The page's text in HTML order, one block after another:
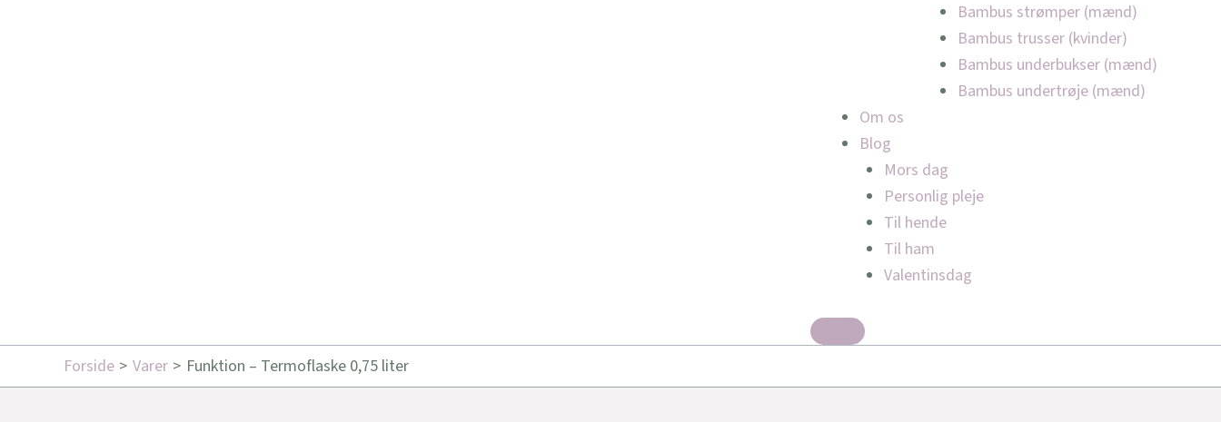
Bambus strømper (mænd)
Bambus trusser (kvinder)
Bambus underbukser (mænd)
Bambus undertrøje (mænd)
Om os
Blog
Mors dag
Personlig pleje
Til hende
Til ham
Valentinsdag
Forside Varer Funktion – Termoflaske 0,75 liter